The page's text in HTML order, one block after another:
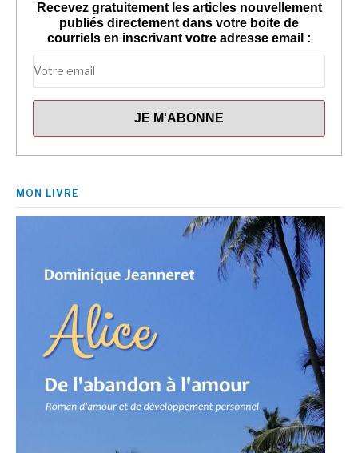
Recevez gratuitement les articles nouvellement
publiés directement dans votre boite de
courriels en inscrivant votre adresse email :
MON LIVRE